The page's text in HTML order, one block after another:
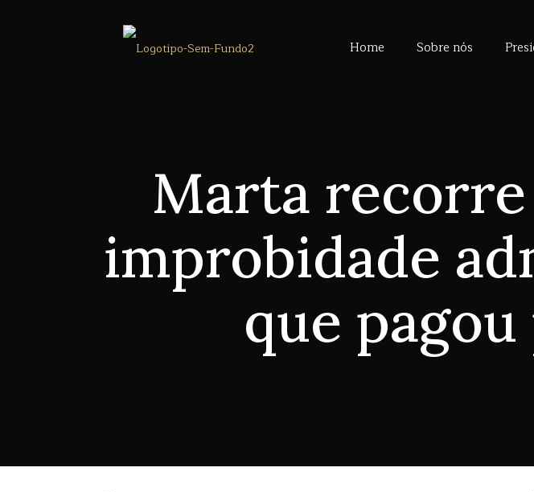
Home Sobre nós
Marta
improbidade
que